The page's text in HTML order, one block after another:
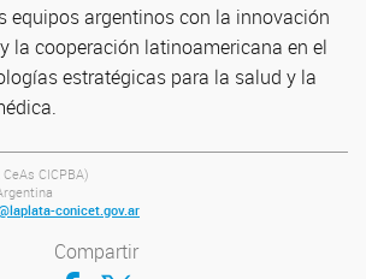
equipos argentinos con la innovación
la cooperación latinoamericana en el
estratégicas para la salud y la
CeAs CICPBA)
conicet.gov.ar
Compartir